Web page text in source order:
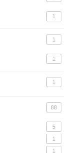
1
1
1
1
88
5
1
1